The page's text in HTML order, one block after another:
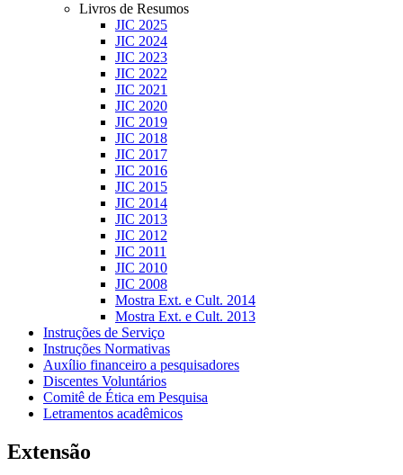
Livros de Resumos
JIC 2025
JIC 2024
JIC 2023
JIC 2022
JIC 2021
JIC 2020
JIC 2019
JIC 2018
JIC 2017
JIC 2016
JIC 2015
JIC 2014
JIC 2013
JIC 2012
JIC 2011
JIC 2010
JIC 2008
Mostra Ext. e Cult. 2014
Mostra Ext. e Cult. 2013
Instruções de Serviço
Instruções Normativas
Auxílio financeiro a pesquisadores
Discentes Voluntários
Comitê de Ética em Pesquisa
Letramentos acadêmicos
Extensão